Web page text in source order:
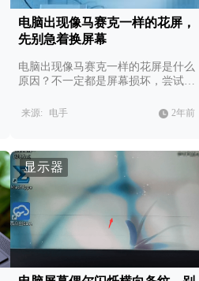
电脑出现像马赛克一样的花屏，
先别急着换屏幕
电脑出现像马赛克一样的花屏是什么
原因？不一定都是屏幕损坏，尝试用
来源: 电手 2年前
显示器